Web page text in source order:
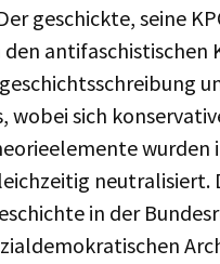
geschickte, seine
antifaschistischen
sich
neutralisiert.
in der